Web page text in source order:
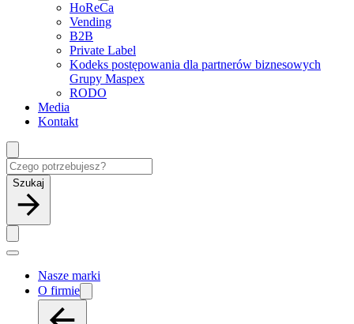
HoReCa
Vending
B2B
Private Label
Kodeks postępowania dla partnerów biznesowych
Grupy Maspex
RODO
Media
Kontakt
Szukaj
Nasze marki
O firmie